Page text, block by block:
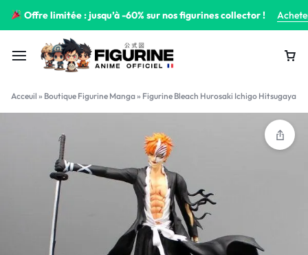
Offre limitée : jusqu’à -60% sur nos figurines collector !
Acceuil » Boutique Figurine Manga» Figurine Bleach Hurosaki Ichigo Hitsugaya